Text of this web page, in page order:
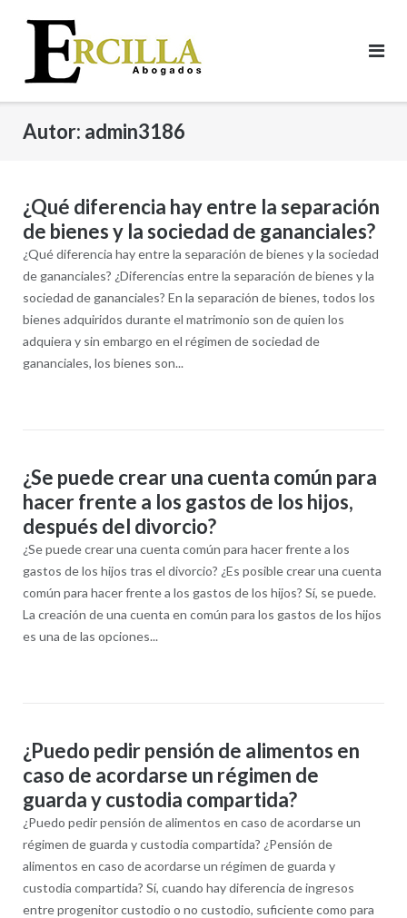
contenido
Autor: admin3186
¿Qué diferencia hay entre la separación
de bienes y la sociedad de gananciales?
¿Qué diferencia hay entre la separación de bienes y la sociedad
de gananciales?​ ¿Diferencias entre la separación de bienes y la
sociedad de gananciales? En la separación de bienes, todos los
bienes adquiridos durante el matrimonio son de quien los
adquiera y sin embargo en el régimen de sociedad de
gananciales, los bienes son...
¿Se puede crear una cuenta común para
hacer frente a los gastos de los hijos,
después del divorcio?
¿Se puede crear una cuenta común para hacer frente a los
gastos de los hijos tras el divorcio?​ ¿Es posible crear una cuenta
común para hacer frente a los gastos de los hijos? Sí, se puede.
La creación de una cuenta en común para los gastos de los hijos
es una de las opciones...
¿Puedo pedir pensión de alimentos en
caso de acordarse un régimen de
guarda y custodia compartida?
¿Puedo pedir pensión de alimentos en caso de acordarse un
régimen de guarda y custodia compartida? ¿Pensión de
alimentos en caso de acordarse un régimen de guarda y
custodia compartida? Sí, cuando hay diferencia de ingresos
entre progenitor custodio o no custodio, suficiente como para